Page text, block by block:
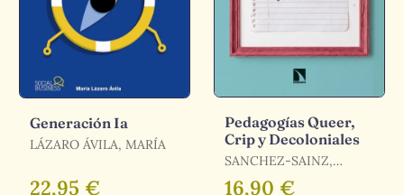
Generación Ia
LÁZARO ÁVILA, MARÍA
22,95 €
Pedagogías Queer,
Crip y Decoloniales
SANCHEZ-SAINZ,
MERCEDES
16,90 €